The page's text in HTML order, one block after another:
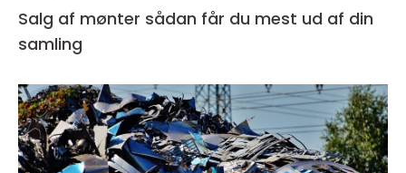
Salg af mønter sådan får du mest ud af din
samling